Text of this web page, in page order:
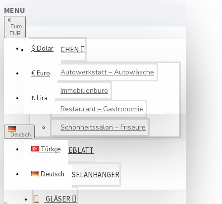
MENU
€
Euro
EUR
$ Dolar
€Euro
₺Lira
Deutsch
Türkçe
Deutsch
BRANCHEN
Autowerkstatt – Autowäsche
Immobilienbüro
Restaurant – Gastronomie
Schönheitssalon – Friseure
SERVICEBLATT
SCHLÜSSELANHÄNGER
GLÄSER